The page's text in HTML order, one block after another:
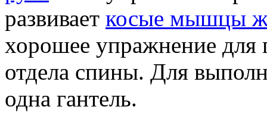
развивает косые мышцы
хорошее упражнение для
отдела спины. Для
одна гантель.